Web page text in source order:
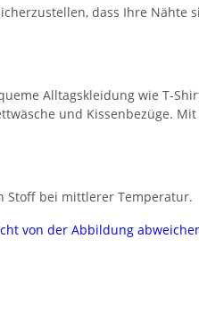
dass Ihre Nähte
Alltagskleidung wie T-
und Kissenbezüge.
Stoff bei mittlerer Temperatur.
von der Abbildung